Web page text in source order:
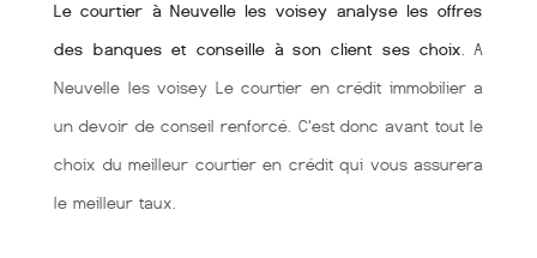
Le courtier à Neuvelle les voisey analyse les offres
des banques et conseille à son client ses choix . A
Neuvelle les voisey Le courtier en crédit immobilier a
un devoir de conseil renforcé. C'est donc avant tout le
choix du meilleur courtier en crédit qui vous assurera
le meilleur taux.